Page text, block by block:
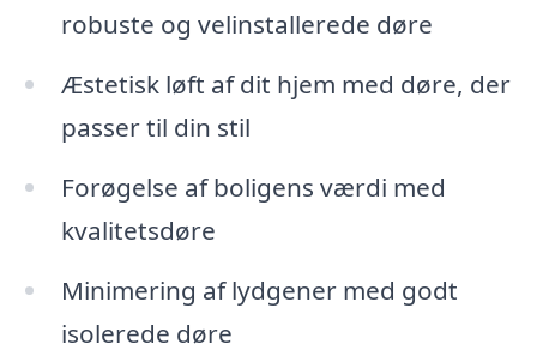
robuste og velinstallerede døre
Æstetisk løft af dit hjem med døre, der
passer til din stil
Forøgelse af boligens værdi med
kvalitetsdøre
Minimering af lydgener med godt
isolerede døre